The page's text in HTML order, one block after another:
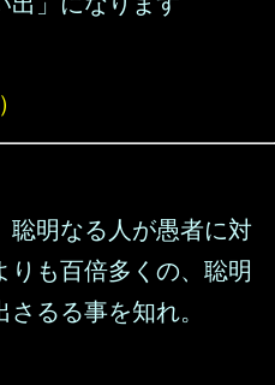
）
聡明なる人が愚者に対
りも百倍多くの、聡明
るる事を知れ。